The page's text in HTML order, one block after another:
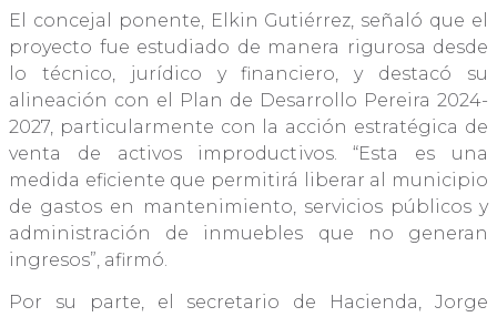
El concejal ponente, Elkin Gutiérrez, señaló que el
proyecto fue estudiado de manera rigurosa desde
lo técnico, jurídico y financiero, y destacó su
alineación con el Plan de Desarrollo Pereira 2024-
2027, particularmente con la acción estratégica de
venta de activos improductivos. “Esta es una
medida eficiente que permitirá liberar al municipio
de gastos en mantenimiento, servicios públicos y
administración de inmuebles que no generan
ingresos”, afirmó.
Por su parte, el secretario de Hacienda, Jorge